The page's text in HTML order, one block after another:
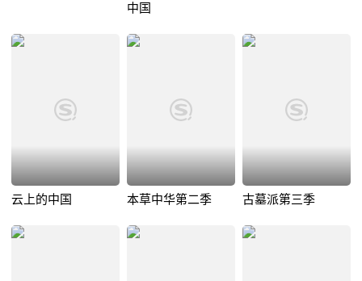
中国
云上的中国 本草中华第二季 古墓派第三季